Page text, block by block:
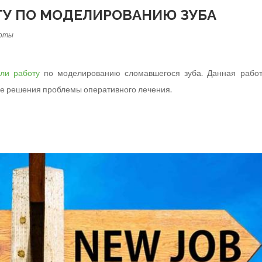
ПО МОДЕЛИРОВАНИЮ ЗУБА
работупо моделированию сломавшегося зуба. Данная
проблемы оперативного лечения.